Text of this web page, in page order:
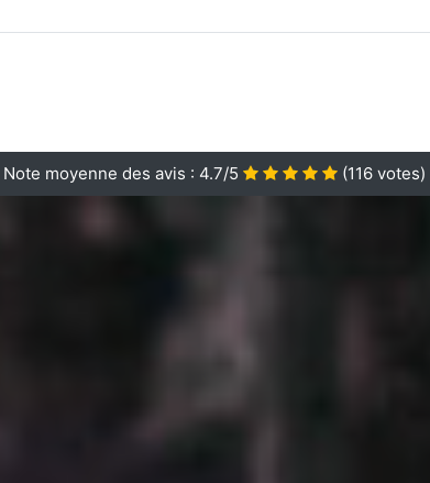
Note moyenne des avis : 4.7/5 (116 votes)